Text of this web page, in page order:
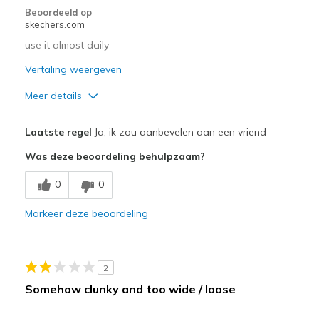
Width
Sizing
View On Shoes
Beoordeeld op
skechers.com
use it almost daily
Vertaling weergeven
Meer details
Breathe Well
Comfortable
Beste toepassingen
Laatste regel Ja, ik zou aanbevelen aan een vriend
Was deze beoordeling behulpzaam?
0 0
Markeer deze beoordeling
2
Somehow clunky and too wide / loose